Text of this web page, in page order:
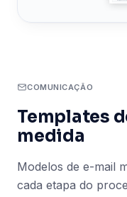
COMUNICAÇÃO
Templates
medida
Modelos de e-mail
cada etapa do